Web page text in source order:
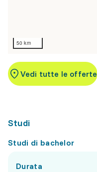
50 km
Vedi tutte le offerte
Studi
Studi di bachelor
Durata